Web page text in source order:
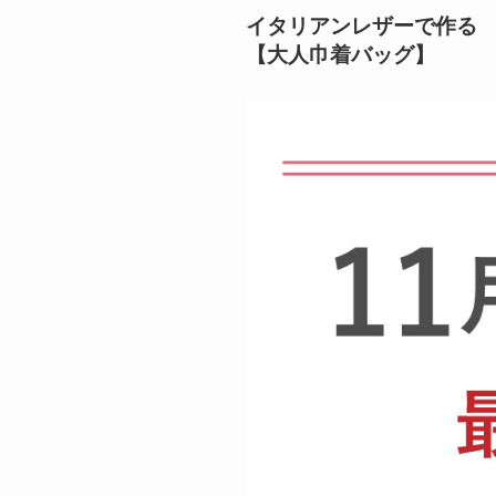
イタリアンレザーで作る
【大人巾着バッグ】